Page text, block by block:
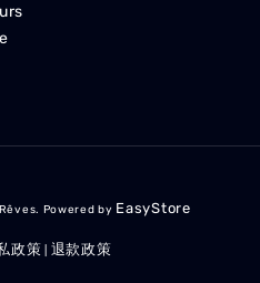
Powered by EasyStore
政策 退款政策